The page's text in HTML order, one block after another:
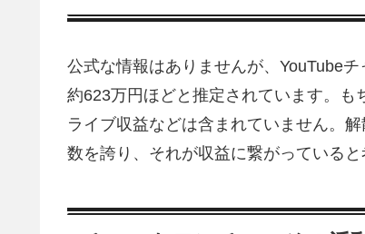
公式な情報はありませんが、YouTube
約623万円ほどと推定されています。も
ライブ収益などは含まれていません。
数を誇り、それが収益に繋がっていると